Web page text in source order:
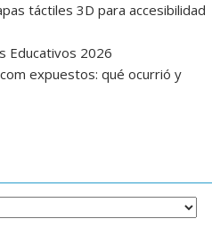
táctiles 3D para accesibilidad
Educativos 2026
expuestos: qué ocurrió y